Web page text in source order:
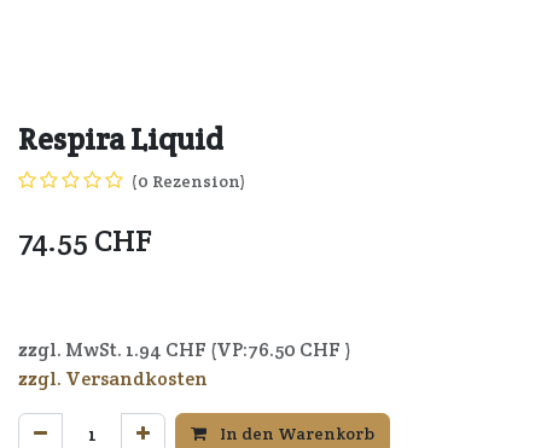
Respira Liquid
(0 Rezension)
74.55 CHF
zzgl. MwSt. 1.94 CHF (VP:76.50 CHF )
zzgl. Versandkosten
In den Warenkorb